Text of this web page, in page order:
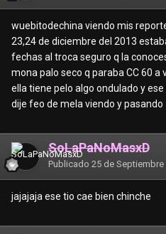
wuebitodechina viendo mis
23,24 de diciembre del 2013
fechas al troca seguro q la
mona palo seco q paraba CC 60 a
ella tiene pelo algo ondulado y
dije feo de mela viendo y pasando
SoLaPaNoMasxD
Publicado 25 de Septiembre
jajajaja ese tio cae bien chinche